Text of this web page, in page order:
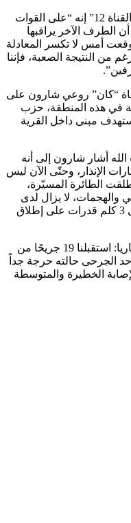
من ناحيته، قال المحلل العسكري في “القناة 12” إنه “على القوات
الطرف الآخر يراقبها
وقعت أمس لا تكسر المعادلة
من النتيجة الصعبة، فإننا
“كان” روعي شارون على
في هذه المنطقة، حزب
مبنى داخل القرية
أشار شارون إلى أنه
الإنذار، وحتّى الآن ليس
الطائرة المسيّرة،
والهجمات، لا يزال لدى
حزب الله في منطقة السياج ضمن مدى 3 كلم قدرات على إطلاق
الى ذلك قال مركز الجليل الطبي في نهاريا: استقبلنا 19 جريحًا من
الجرحى حالته حرجة جداً
الخطيرة والمتوسطة